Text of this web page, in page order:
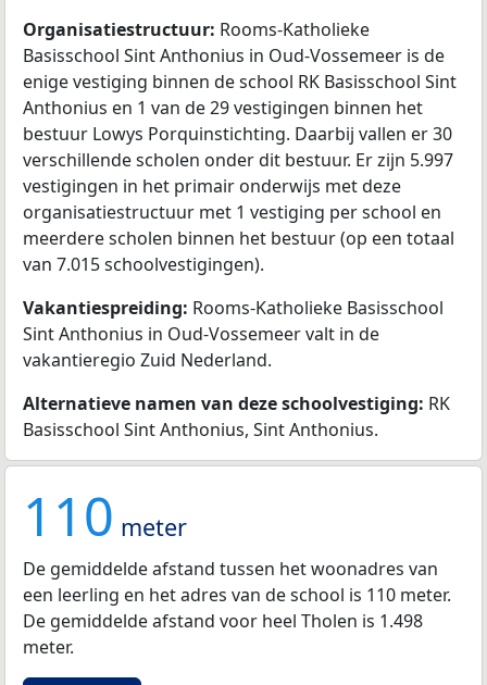
Organisatiestructuur: Rooms-Katholieke
Basisschool Sint Anthonius in Oud-Vossemeer is de
enige vestiging binnen de school RK Basisschool Sint
Anthonius en 1 van de 29 vestigingen binnen het
bestuur Lowys Porquinstichting. Daarbij vallen er 30
verschillende scholen onder dit bestuur. Er zijn 5.997
vestigingen in het primair onderwijs met deze
organisatiestructuur met 1 vestiging per school en
meerdere scholen binnen het bestuur (op een totaal
van 7.015 schoolvestigingen).
Vakantiespreiding: Rooms-Katholieke Basisschool
Sint Anthonius in Oud-Vossemeer valt in de
vakantieregio Zuid Nederland.
Alternatieve namen van deze schoolvestiging: RK
Basisschool Sint Anthonius, Sint Anthonius.
110 meter
De gemiddelde afstand tussen het woonadres van
een leerling en het adres van de school is 110 meter.
De gemiddelde afstand voor heel Tholen is 1.498
meter.